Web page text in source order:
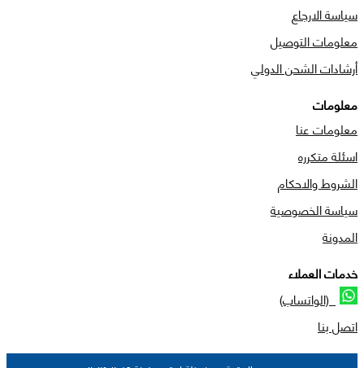
سياسة الارجاع
معلومات التوصيل
أرشادات الشحن الدولي
معلومات
معلومات عنا
اسئلة متكرره
الشروط والاحكام
سياسة الخصوصية
المدونة
خدمات العملاء
(الواتساب)
اتصل بنا